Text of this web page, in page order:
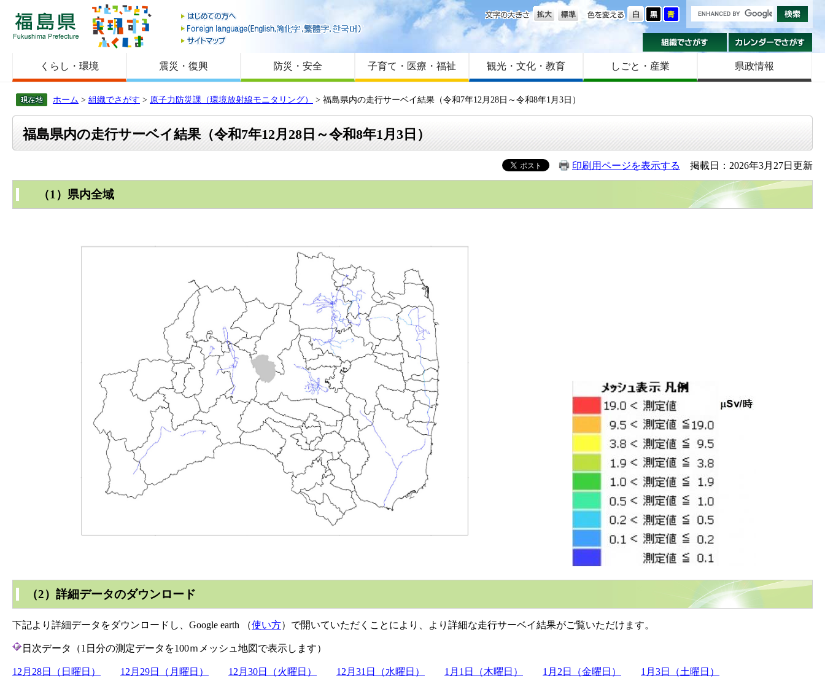
福島県
はじめての方へ
Foreign language
サイトマップ
色を変える
文字の大きさ
組織でさがす
くらし・環境 震災・復興 防災・安全 子育て・医療・福祉 観光・文化・教育 しごと・産業 県政情報
ホーム > 組織でさがす > 原子力防災課（環境放射線モニタリング） > 福島県内の走行サーベイ結果（令和7年12月28日～令和8年1月3日）
福島県内の走行サーベイ結果（令和7年12月28日～令和8年1月3日）
印刷用ページを表示する 掲載日：2026年3月27日更新
（1）県内全域
（2）詳細データのダウンロード
下記より詳細データをダウンロードし、Google earth （使い方）で開いていただくことにより、より詳細な走行サーベイ結果がご覧いただけます。
日次データ（1日分の測定データを100ｍメッシュ地図で表示します）
12月28日（日曜日） 12月29日（月曜日） 12月30日（火曜日） 12月31日（水曜日） 1月1日（木曜日） 1月2日（金曜日） 1月3日（土曜日）